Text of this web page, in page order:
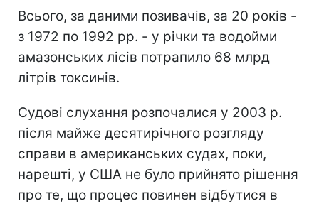
Всього, за даними позивачів, за 20 років -
з 1972 по 1992 рр. - у річки та водойми
амазонських лісів потрапило 68 млрд
літрів токсинів.
Судові слухання розпочалися у 2003 р.
після майже десятирічного розгляду
справи в американських судах, поки,
нарешті, у США не було прийнято рішення
про те, що процес повинен відбутися в